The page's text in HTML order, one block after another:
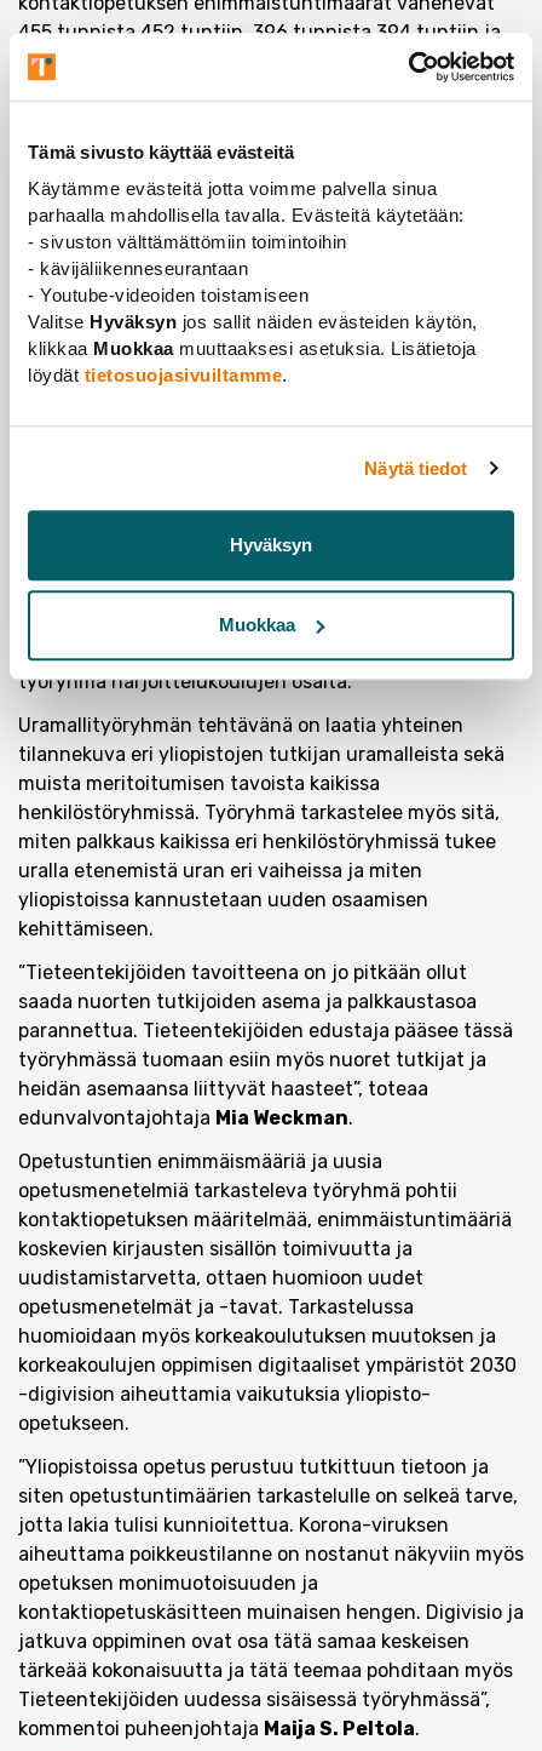
Tämä sivusto käyttää evästeitä
Käytämme evästeitä jotta voimme palvella sinua
parhaalla mahdollisella tavalla. Evästeitä käytetään:
- sivuston välttämättömiin toimintoihin
- kävijäliikenneseurantaan
- Youtube-videoiden toistamiseen
Valitse Hyväksyn jos sallit näiden evästeiden käytön,
klikkaa Muokkaamuuttaaksesi asetuksia. Lisätietoja
löydät tietosuojasivuiltamme.
Näytä tiedot
Hyväksyn
Muokkaa
455 tunnista 452 tuntiin, 396 tunnista 394 tuntiin ja
professorien kohdalla 142 tunnista 141 tuntiin.
Muun henkilöstön eli Tieteentekijöiden osalta
kiky-tunnit poistuvat kokonaan elokuun alusta. Muun
henkilöstön osalta todettiin lisäksi, että työnantaja voi
määrätä vuodessa yksinkertaisella tuntipalkalla 12h
lisätyötä ja 8h koulutusta. Työajan enimmäismäärän
seurantajakso on 12 kuukautta.
Työehtosopimukseen tehtiin muutamia muita
muutoksia koskien lomautusilmoitusaikaa ja
ammattiyhdistyskoulutuksen enimmäispäiviä. Lisäksi
Syntyneeseen ratkaisuun sisältyy myös viisi
uramalleja ja meritoitumistapoja käsittelevä työryhmä
sekä opetustuntien enimmäismääriä ja uusia
opetusmenetelmiä tarkasteleva työryhmä sekä
työryhmä harjoittelukoulujen osalta.
Uramallityöryhmän tehtävänä on laatia yhteinen
tilannekuva eri yliopistojen tutkijan uramalleista sekä
muista meritoitumisen tavoista kaikissa
henkilöstöryhmissä. Työryhmä tarkastelee myös sitä,
miten palkkaus kaikissa eri henkilöstöryhmissä tukee
uralla etenemistä uran eri vaiheissa ja miten
yliopistoissa kannustetaan uuden osaamisen
kehittämiseen.
”Tieteentekijöiden tavoitteena on jo pitkään ollut
saada nuorten tutkijoiden asema ja palkkaustasoa
parannettua. Tieteentekijöiden edustaja pääsee tässä
työryhmässä tuomaan esiin myös nuoret tutkijat ja
heidän asemaansa liittyvät haasteet”, toteaa
edunvalvontajohtaja Mia Weckman.
Opetustuntien enimmäismääriä ja uusia
opetusmenetelmiä tarkasteleva työryhmä pohtii
kontaktiopetuksen määritelmää, enimmäistuntimääriä
koskevien kirjausten sisällön toimivuutta ja
uudistamistarvetta, ottaen huomioon uudet
opetusmenetelmät ja -tavat. Tarkastelussa
huomioidaan myös korkeakoulutuksen muutoksen ja
korkeakoulujen oppimisen digitaaliset ympäristöt 2030
-digivision aiheuttamia vaikutuksia yliopisto-
opetukseen.
”Yliopistoissa opetus perustuu tutkittuun tietoon ja
siten opetustuntimäärien tarkastelulle on selkeä tarve,
jotta lakia tulisi kunnioitettua. Korona-viruksen
aiheuttama poikkeustilanne on nostanut näkyviin myös
opetuksen monimuotoisuuden ja
kontaktiopetuskäsitteen muinaisen hengen. Digivisio ja
jatkuva oppiminen ovat osa tätä samaa keskeisen
tärkeää kokonaisuutta ja tätä teemaa pohditaan myös
Tieteentekijöiden uudessa sisäisessä työryhmässä”,
kommentoi puheenjohtaja Maija S. Peltola.